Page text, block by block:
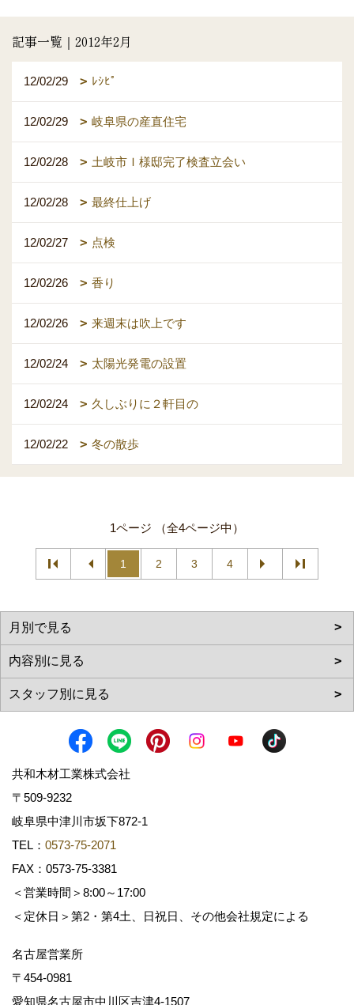
記事一覧｜2012年2月
12/02/29 ﾚｼﾋﾟ
12/02/29 岐阜県の産直住宅
12/02/28 土岐市Ｉ様邸完了検査立会い
12/02/28 最終仕上げ
12/02/27 点検
12/02/26 香り
12/02/26 来週末は吹上です
12/02/24 太陽光発電の設置
12/02/24 久しぶりに２軒目の
12/02/22 冬の散歩
1ページ （全4ページ中）
1 2 3 4
共和木材工業株式会社
〒509-9232
岐阜県中津川市坂下872‐1
TEL： 0573-75-2071
FAX：0573-75-3381
＜営業時間＞8:00～17:00
＜定休日＞第2・第4土、日祝日、その他会社規定による
名古屋営業所
〒454-0981
愛知県名古屋市中川区吉津4-1507